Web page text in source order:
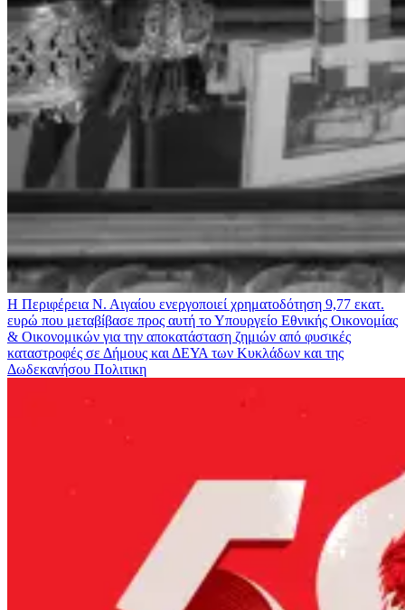
Η Περιφέρεια Ν. Αιγαίου ενεργοποιεί χρηματοδότηση 9,77 εκατ.
ευρώ που μεταβίβασε προς αυτή το Υπουργείο Εθνικής Οικονομίας
& Οικονομικών για την αποκατάσταση ζημιών από φυσικές
καταστροφές σε Δήμους και ΔΕΥΑ των Κυκλάδων και της
Δωδεκανήσου Πολιτικη